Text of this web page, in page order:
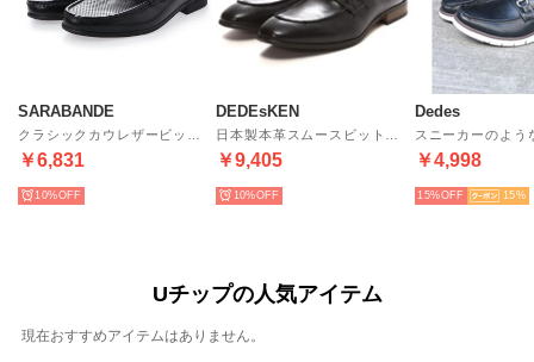
SARABANDE
￥6,831
10%
DEDEsKEN
￥9,405
10%
Dedes
￥4,998
15% 15
Uチップの人気アイテム
現在おすすめアイテムはありません。